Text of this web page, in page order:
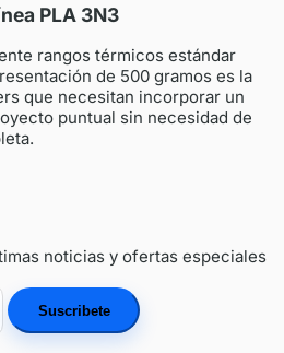
PLA 3N3
rangos térmicos estándar
de 500 gramos es la
que necesitan incorporar un
puntual sin necesidad de
noticias y ofertas especiales